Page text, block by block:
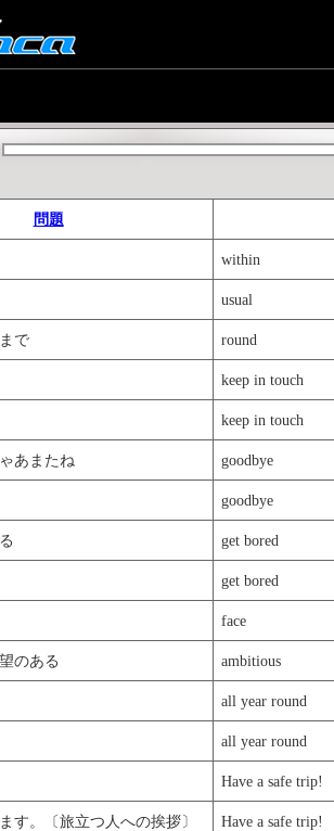
問題
within
usual
で round
keep in touch
keep in touch
あまたね goodbye
goodbye
get bored
get bored
face
のある ambitious
all year round
all year round
Have a safe trip!
す。〔旅立つ人への挨拶〕 Have a safe trip!